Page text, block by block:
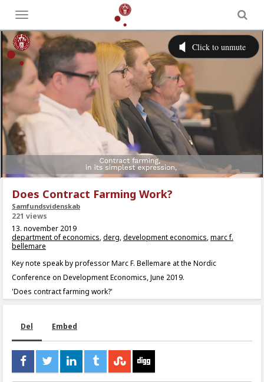
Toggle
menu
Does Contract Farming Work?
Samfundsvidenskab
221 views
13. november 2019
department of economics,derg,development economics,marc f.
bellemare
Key note speak by professor Marc F. Bellemare at the Nordic
Conference on Development Economics, June 2019.
'Does contract farming work?'
Del Embed